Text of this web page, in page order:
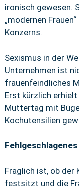
ironisch gewesen.
„modernen
Konzerns.
Sexismus in der
Unternehmen ist
frauenfeindliches
Erst kürzlich
Muttertag mit
Kochutensilien
Fraglich ist, ob der
festsitzt und die